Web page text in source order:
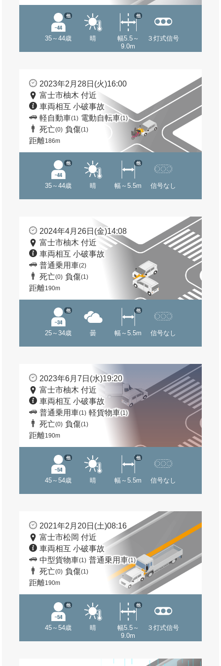
35～44歳
他
晴
幅5.5～
9.0m
他
３灯式信号
2023年2月28日(火)16:00
富士市柚木 付近
車両相互 小破事故
軽自動車(1) 電動自転車(1)
死亡(0) 負傷(1)
距離186m
35～44歳
他
晴 幅～5.5m
他
信号なし
2024年4月26日(金)14:08
富士市柚木 付近
車両相互 小破事故
普通乗用車(2)
死亡(0) 負傷(1)
距離190m
25～34歳
他
曇 幅～5.5m
他
信号なし
2023年6月7日(水)19:20
富士市柚木 付近
車両相互 小破事故
普通乗用車(1) 軽貨物車(1)
死亡(0) 負傷(1)
距離190m
45～54歳
他
晴 幅～5.5m
他
信号なし
2021年2月20日(土)08:16
富士市松岡 付近
車両相互 小破事故
中型貨物車(1) 普通乗用車(1)
死亡(0) 負傷(1)
距離190m
45～54歳
他
晴
幅5.5～
9.0m
他
３灯式信号